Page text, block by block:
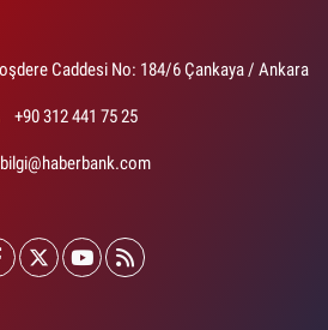
Caddesi No: 184/6 Çankaya / Ankara
+90 312 441 75 25
bilgi@haberbank.com